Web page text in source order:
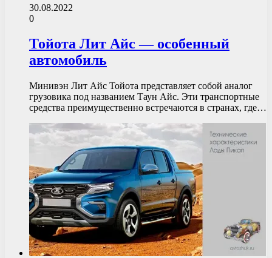
30.08.2022
0
Тойота Лит Айс — особенный
автомобиль
Минивэн Лит Айс Тойота представляет собой аналог
грузовика под названием Таун Айс. Эти транспортные
средства преимущественно встречаются в странах, где…